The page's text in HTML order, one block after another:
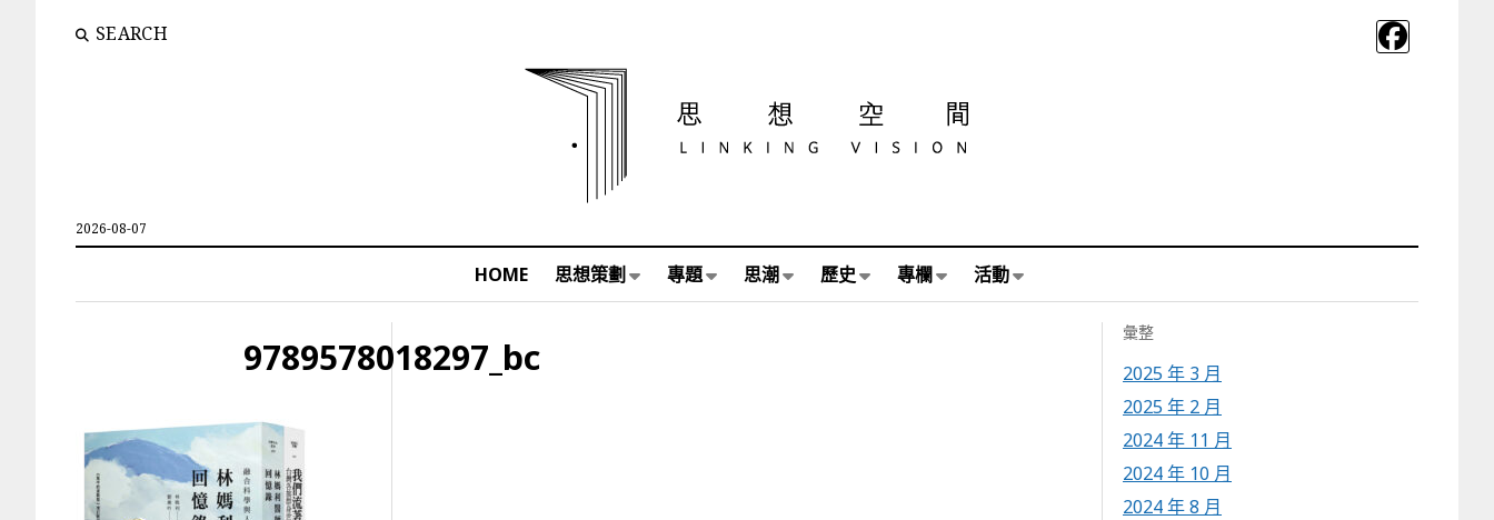
SEARCH
2026-08-07
HOME 思想策劃 專題 思潮 歷史 專欄 活動
9789578018297_bc
彙整
2025 年 3 月
2025 年 2 月
2024 年 11 月
2024 年 10 月
2024 年 8 月